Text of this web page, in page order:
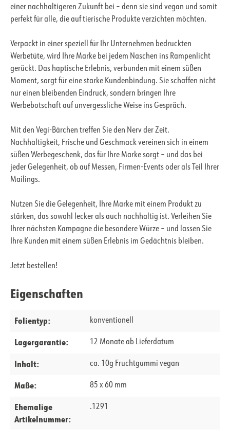
einer nachhaltigeren Zukunft bei – denn sie sind vegan und somit
perfekt für alle, die auf tierische Produkte verzichten möchten.
Verpackt in einer speziell für Ihr Unternehmen bedruckten
Werbetüte, wird Ihre Marke bei jedem Naschen ins Rampenlicht
gerückt. Das haptische Erlebnis, verbunden mit einem süßen
Moment, sorgt für eine starke Kundenbindung. Sie schaffen nicht
nur einen bleibenden Eindruck, sondern bringen Ihre
Werbebotschaft auf unvergessliche Weise ins Gespräch.
Mit den Vegi-Bärchen treffen Sie den Nerv der Zeit.
Nachhaltigkeit, Frische und Geschmack vereinen sich in einem
süßen Werbegeschenk, das für Ihre Marke sorgt – und das bei
jeder Gelegenheit, ob auf Messen, Firmen-Events oder als Teil Ihrer
Mailings.
Nutzen Sie die Gelegenheit, Ihre Marke mit einem Produkt zu
stärken, das sowohl lecker als auch nachhaltig ist. Verleihen Sie
Ihrer nächsten Kampagne die besondere Würze – und lassen Sie
Ihre Kunden mit einem süßen Erlebnis im Gedächtnis bleiben.
Jetzt bestellen!
Eigenschaften
Folientyp: konventionell
Lagergarantie: 12 Monate ab Lieferdatum
Inhalt: ca. 10g Fruchtgummi vegan
Maße: 85 x 60 mm
Ehemalige
Artikelnummer:
.1291